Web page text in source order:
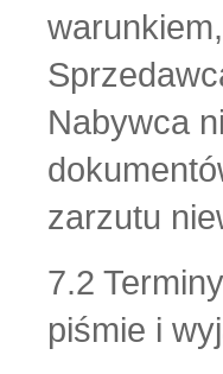
Nabywca
zarzutu
7.2
piśmie i